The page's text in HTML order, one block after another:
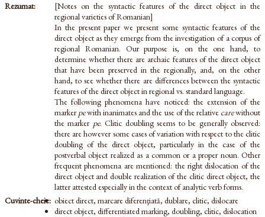
Rezumat:
[Notes on the syntactic features of the direct object in the
regional varieties of Romanian]
In the present paper we present some syntactic features of the
direct object as they emerge from the investigation of a corpus of
regional Romanian. Our purpose is, on the one hand, to
determine whether there are archaic features of the direct object
that have been preserved in the regionally, and, on the other
hand, to see whether there are differences between the syntactic
features of the direct object in regional vs. standard language.
The following phenomena have noticed: the extension of the
markerpewith inanimates and the use of the relative carewithout
the marker pe. Clitic doubling seems to be generally observed:
there are however some cases of variation with respect to the clitic
doubling of the direct object, particularly in the case of the
postverbal object realized as a common or a proper noun. Other
frequent phenomena are mentioned: the right dislocation of the
direct object and double realization of the clitic direct object, the
latter attested especially in the context of analytic verb forms.
Cuvinte-cheie: obiect direct, marcare diferenţiată, dublare, clitic, dislocare
direct object, differentiated marking, doubling, clitic, dislocation